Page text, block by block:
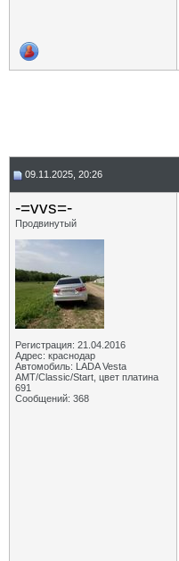
09.11.2025, 20:26
-=vvs=-
Продвинутый
Регистрация: 21.04.2016
Адрес: краснодар
Автомобиль: LADA Vesta
АМТ/Classic/Start, цвет платина
691
Сообщений: 368